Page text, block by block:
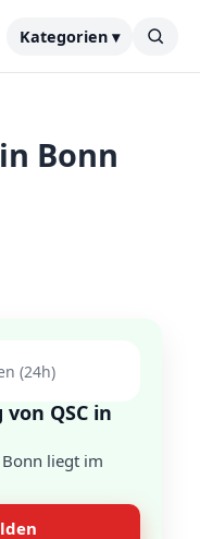
Kategorien ▾
Bonn
(24h)
QSC in
liegt im